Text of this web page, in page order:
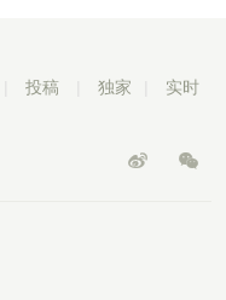
投稿 独家 实时